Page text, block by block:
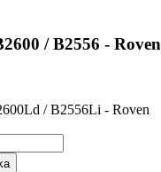
/ B2556 - Roven
/ B2556Li - Roven